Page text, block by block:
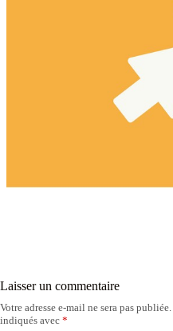
Laisser un commentaire
Votre adresse e-mail ne sera pas publiée.
indiqués avec *